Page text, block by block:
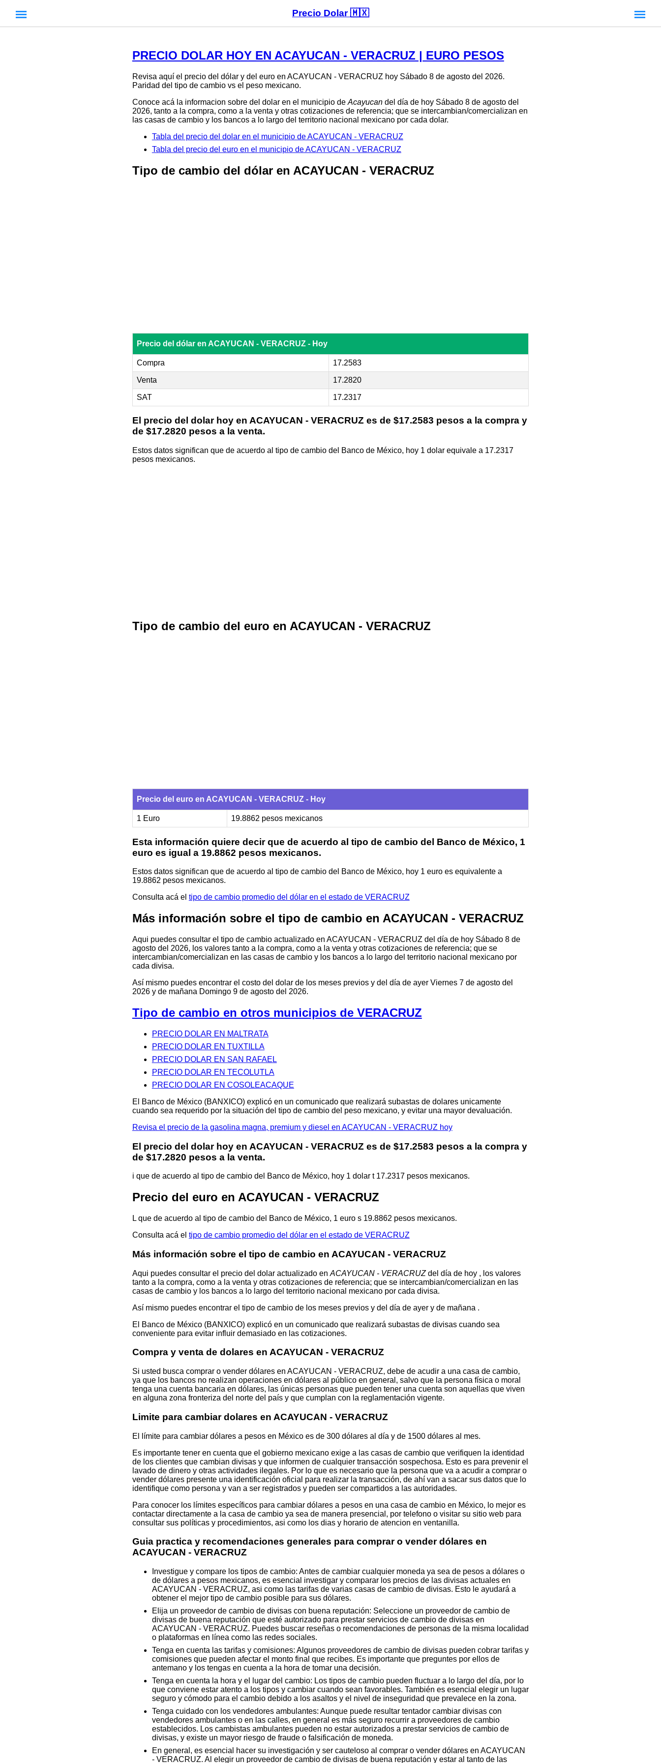
Precio Dolar 🇲🇽
PRECIO DOLAR HOY EN ACAYUCAN - VERACRUZ | EURO PESOS
Revisa aquí el precio del dólar y del euro en ACAYUCAN - VERACRUZ hoy Sábado 8 de agosto del 2026.
Paridad del tipo de cambio vs el peso mexicano.
Conoce acá la informacion sobre del dolar en el municipio de Acayucandel día de hoy Sábado 8 de agosto del
2026, tanto a la compra, como a la venta y otras cotizaciones de referencia; que se intercambian/comercializan en
las casas de cambio y los bancos a lo largo del territorio nacional mexicano por cada dolar.
Tabla del precio del dolar en el municipio de ACAYUCAN - VERACRUZ
Tabla del precio del euro en el municipio de ACAYUCAN - VERACRUZ
Tipo de cambio del dólar en ACAYUCAN - VERACRUZ
Precio del dólar en ACAYUCAN - VERACRUZ - Hoy
Compra 17.2583
Venta 17.2820
SAT 17.2317
El precio del dolar hoy en ACAYUCAN - VERACRUZ es de $17.2583 pesos a la compra y
de $17.2820 pesos a la venta.
Estos datos significan que de acuerdo al tipo de cambio del Banco de México, hoy 1 dolar equivale a 17.2317
pesos mexicanos.
Tipo de cambio del euro en ACAYUCAN - VERACRUZ
Precio del euro en ACAYUCAN - VERACRUZ - Hoy
1 Euro 19.8862 pesos mexicanos
Esta información quiere decir que de acuerdo al tipo de cambio del Banco de México, 1
euro es igual a 19.8862 pesos mexicanos.
Estos datos significan que de acuerdo al tipo de cambio del Banco de México, hoy 1 euro es equivalente a
19.8862 pesos mexicanos.
Consulta acá el tipo de cambio promedio del dólar en el estado de VERACRUZ
Más información sobre el tipo de cambio en ACAYUCAN - VERACRUZ
Aqui puedes consultar el tipo de cambio actualizado en ACAYUCAN - VERACRUZ del día de hoy Sábado 8 de
agosto del 2026, los valores tanto a la compra, como a la venta y otras cotizaciones de referencia; que se
intercambian/comercializan en las casas de cambio y los bancos a lo largo del territorio nacional mexicano por
cada divisa.
Así mismo puedes encontrar el costo del dolar de los meses previos y del día de ayer Viernes 7 de agosto del
2026 y de mañana Domingo 9 de agosto del 2026.
Tipo de cambio en otros municipios de VERACRUZ
PRECIO DOLAR EN MALTRATA
PRECIO DOLAR EN TUXTILLA
PRECIO DOLAR EN SAN RAFAEL
PRECIO DOLAR EN TECOLUTLA
PRECIO DOLAR EN COSOLEACAQUE
El Banco de México (BANXICO) explicó en un comunicado que realizará subastas de dolares unicamente
cuando sea requerido por la situación del tipo de cambio del peso mexicano, y evitar una mayor devaluación.
Revisa el precio de la gasolina magna, premium y diesel en ACAYUCAN - VERACRUZ hoy
El precio del dolar hoy en ACAYUCAN - VERACRUZ es de $17.2583 pesos a la compra y
de $17.2820 pesos a la venta.
i que de acuerdo al tipo de cambio del Banco de México, hoy 1 dolar t 17.2317 pesos mexicanos.
Precio del euro en ACAYUCAN - VERACRUZ
L que de acuerdo al tipo de cambio del Banco de México, 1 euro s 19.8862 pesos mexicanos.
Consulta acá el tipo de cambio promedio del dólar en el estado de VERACRUZ
Más información sobre el tipo de cambio en ACAYUCAN - VERACRUZ
Aqui puedes consultar el precio del dolar actualizado en ACAYUCAN - VERACRUZdel día de hoy , los valores
tanto a la compra, como a la venta y otras cotizaciones de referencia; que se intercambian/comercializan en las
casas de cambio y los bancos a lo largo del territorio nacional mexicano por cada divisa.
Así mismo puedes encontrar el tipo de cambio de los meses previos y del día de ayer y de mañana .
El Banco de México (BANXICO) explicó en un comunicado que realizará subastas de divisas cuando sea
conveniente para evitar influir demasiado en las cotizaciones.
Compra y venta de dolares en ACAYUCAN - VERACRUZ
Si usted busca comprar o vender dólares en ACAYUCAN - VERACRUZ, debe de acudir a una casa de cambio,
ya que los bancos no realizan operaciones en dólares al público en general, salvo que la persona física o moral
tenga una cuenta bancaria en dólares, las únicas personas que pueden tener una cuenta son aquellas que viven
en alguna zona fronteriza del norte del país y que cumplan con la reglamentación vigente.
Limite para cambiar dolares en ACAYUCAN - VERACRUZ
El límite para cambiar dólares a pesos en México es de 300 dólares al día y de 1500 dólares al mes.
Es importante tener en cuenta que el gobierno mexicano exige a las casas de cambio que verifiquen la identidad
de los clientes que cambian divisas y que informen de cualquier transacción sospechosa. Esto es para prevenir el
lavado de dinero y otras actividades ilegales. Por lo que es necesario que la persona que va a acudir a comprar o
vender dólares presente una identificación oficial para realizar la transacción, de ahí van a sacar sus datos que lo
identifique como persona y van a ser registrados y pueden ser compartidos a las autoridades.
Para conocer los límites específicos para cambiar dólares a pesos en una casa de cambio en México, lo mejor es
contactar directamente a la casa de cambio ya sea de manera presencial, por telefono o visitar su sitio web para
consultar sus políticas y procedimientos, asi como los dias y horario de atencion en ventanilla.
Guia practica y recomendaciones generales para comprar o vender dólares en
ACAYUCAN - VERACRUZ
Investigue y compare los tipos de cambio: Antes de cambiar cualquier moneda ya sea de pesos a dólares o
de dólares a pesos mexicanos, es esencial investigar y comparar los precios de las divisas actuales en
ACAYUCAN - VERACRUZ, asi como las tarifas de varias casas de cambio de divisas. Esto le ayudará a
obtener el mejor tipo de cambio posible para sus dólares.
Elija un proveedor de cambio de divisas con buena reputación: Seleccione un proveedor de cambio de
divisas de buena reputación que esté autorizado para prestar servicios de cambio de divisas en
ACAYUCAN - VERACRUZ. Puedes buscar reseñas o recomendaciones de personas de la misma localidad
o plataformas en línea como las redes sociales.
Tenga en cuenta las tarifas y comisiones: Algunos proveedores de cambio de divisas pueden cobrar tarifas y
comisiones que pueden afectar el monto final que recibes. Es importante que preguntes por ellos de
antemano y los tengas en cuenta a la hora de tomar una decisión.
Tenga en cuenta la hora y el lugar del cambio: Los tipos de cambio pueden fluctuar a lo largo del día, por lo
que conviene estar atento a los tipos y cambiar cuando sean favorables. También es esencial elegir un lugar
seguro y cómodo para el cambio debido a los asaltos y el nivel de inseguridad que prevalece en la zona.
Tenga cuidado con los vendedores ambulantes: Aunque puede resultar tentador cambiar divisas con
vendedores ambulantes o en las calles, en general es más seguro recurrir a proveedores de cambio
establecidos. Los cambistas ambulantes pueden no estar autorizados a prestar servicios de cambio de
divisas, y existe un mayor riesgo de fraude o falsificación de moneda.
En general, es esencial hacer su investigación y ser cauteloso al comprar o vender dólares en ACAYUCAN
- VERACRUZ. Al elegir un proveedor de cambio de divisas de buena reputación y estar al tanto de las